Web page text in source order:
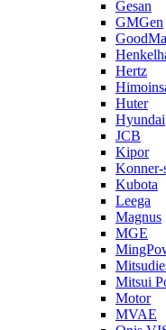
Gesan
GMGen
Hertz
Huter
Hyundai
JCB
Kipor
Konner-
Kubota
Leega
Magnus
MGE
Mitsui
Motor
MVAE